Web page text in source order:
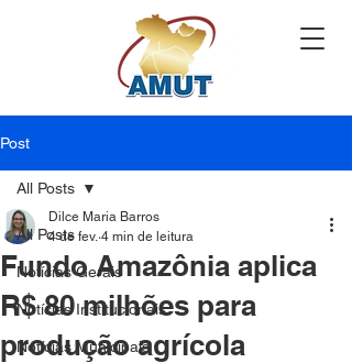
Post
All Posts
Notícias Gerais
Notícias Institucionais
Notícias Municipais
All Posts
Fundo Amazônia aplica
R$ 80 milhões para
produção agrícola
Dilce Maria Barros
4 de fev. 4 min de leitura